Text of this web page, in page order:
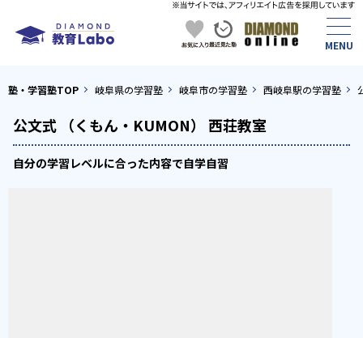
塾・学習塾TOP 岐阜県の学習塾 岐阜市の学習塾 西岐阜駅の学習塾
公文式 （くもん・KUMON） 西荘教室
自分の学習レベルに合った内容で自学自習